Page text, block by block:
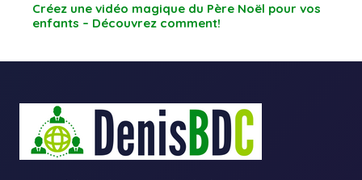
Créez une vidéo magique du Père Noël pour vos
enfants – Découvrez comment!